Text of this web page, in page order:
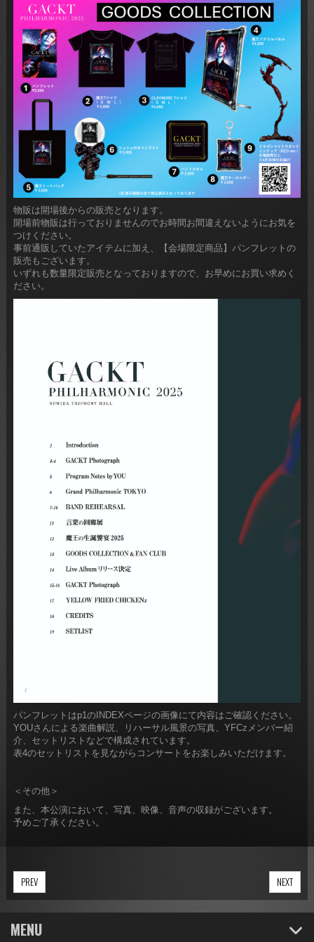
物販は開場後からの販売となります。
開場前物販は行っておりませんのでお時間お間違えないようにお気を
つけください。
事前通販していたアイテムに加え、【会場限定商品】パンフレットの
販売もございます。
いずれも数量限定販売となっておりますので、お早めにお買い求めく
ださい。
パンフレットはp1のINDEXページの画像にて内容はご確認ください。
YOUさんによる楽曲解説、リハーサル風景の写真、YFCzメンバー紹
介、セットリストなどで構成されています。
表4のセットリストを見ながらコンサートをお楽しみいただけます。
＜その他＞
また、本公演において、写真、映像、音声の収録がございます。
予めご了承ください。
NEXT
PREV
MENU